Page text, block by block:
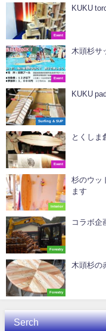
Event
KUKU
Event
木頭杉サ
Surfing & SUP
KUKU
Event
とくしま
Interior
杉のウッ
ます
Forestry
コラボ企
Forestry
木頭杉の
Serch